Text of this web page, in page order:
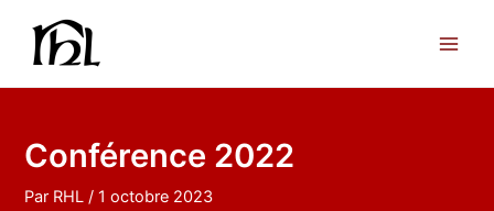
contenu
Conférence 2022
Par RHL/1 octobre 2023